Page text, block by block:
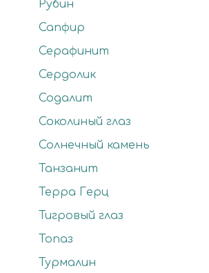
Рубин
Сапфир
Серафинит
Сердолик
Содалит
Соколиный глаз
Солнечный камень
Танзанит
Терра Герц
Тигровый глаз
Топаз
Турмалин